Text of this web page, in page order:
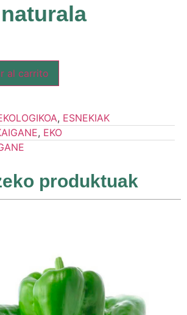
al carrito
, ESNEKIAK
, EKO
produktuak